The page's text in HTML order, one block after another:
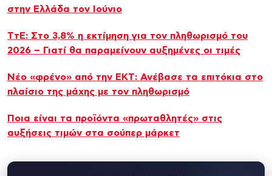
στην Ελλάδα τον Ιούνιο
ΤτΕ: Στο 3,8% η εκτίμηση για τον πληθωρισμό του
2026 – Γιατί θα παραμείνουν αυξημένες οι τιμές
Νέο «φρένο» από την ΕΚΤ: Ανέβασε τα επιτόκια στο
πλαίσιο της μάχης με τον πληθωρισμό
Ποια είναι τα προϊόντα «πρωταθλητές» στις
αυξήσεις τιμών στα σούπερ μάρκετ